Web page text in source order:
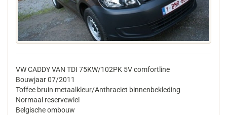
VW CADDY VAN TDI 75KW/102PK 5V comfortline
Bouwjaar 07/2011
Toffee bruin metaalkleur/Anthraciet binnenbekleding
Normaal reservewiel
Belgische ombouw